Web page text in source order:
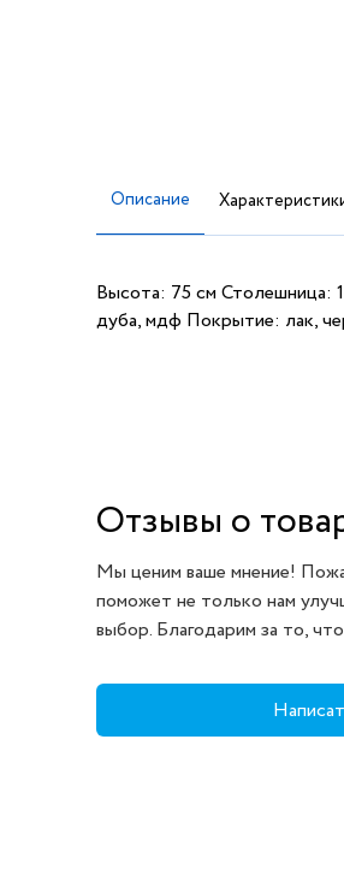
Описание
Высота: 75 см Столешница:
дуба, мдф Покрытие: лак,
Отзывы о
Мы ценим ваше мнение!
поможет не только нам
выбор. Благодарим за то,